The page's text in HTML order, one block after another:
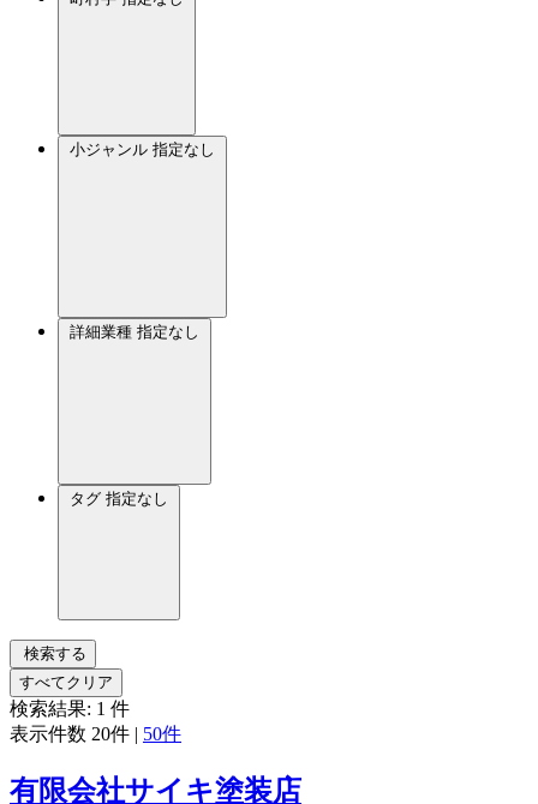
小ジャンル 指定なし
詳細業種 指定なし
タグ 指定なし
検索する
すべてクリア
検索結果: 1 件
表示件数 20件 | 50件
有限会社サイキ塗装店